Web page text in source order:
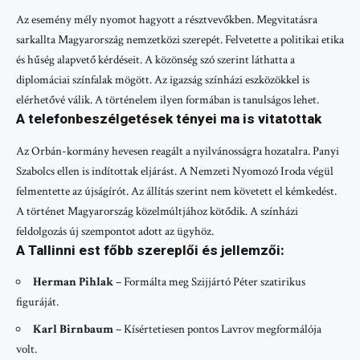
Az esemény mély nyomot hagyott a résztvevőkben. Megvitatásra
sarkallta Magyarország nemzetközi szerepét. Felvetette a politikai etika
és hűség alapvető kérdéseit. A közönség szó szerint láthatta a
diplomáciai színfalak mögött. Az igazság színházi eszközökkel is
elérhetővé válik. A történelem ilyen formában is tanulságos lehet.
A telefonbeszélgetések tényei ma is vitatottak
Az Orbán-kormány hevesen reagált a nyilvánosságra hozatalra. Panyi
Szabolcs ellen is indítottak eljárást. A Nemzeti Nyomozó Iroda végül
felmentette az újságírót. Az állítás szerint nem követett el kémkedést.
A történet Magyarország közelmúltjához kötődik. A színházi
feldolgozás új szempontot adott az ügyhöz.
A Tallinni est főbb szereplői és jellemzői:
Herman Pihlak– Formálta meg Szijjártó Péter szatirikus
figuráját.
Karl Birnbaum– Kísértetiesen pontos Lavrov megformálója
volt.